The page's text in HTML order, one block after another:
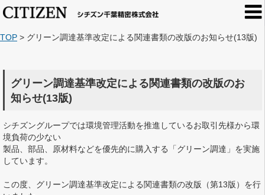
TOP > グリーン調達基準改定による関連書類の改版のお知らせ(13版)
グリーン調達基準改定による関連書類の改版のお
知らせ(13版)
シチズングループでは環境管理活動を推進しているお取引先様から環
境負荷の少ない
製品、部品、原材料などを優先的に購入する「グリーン調達」を実施
しています。
この度、グリーン調達基準改定による関連書類の改版（第13版）を行